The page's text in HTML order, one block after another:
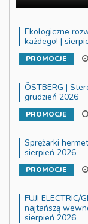
Ekologiczne
każdego! |
PROMOCJE
ÖSTBERG |
grudzień 2026
PROMOCJE
Sprężarki
sierpień 2026
PROMOCJE
FUJI
najtańszą
sierpień 2026